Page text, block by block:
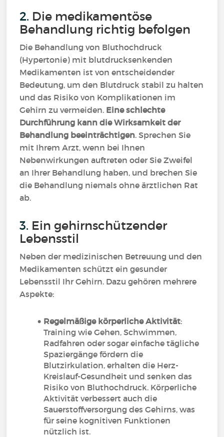
2. Die medikamentöse
Behandlung richtig befolgen
Die Behandlung von Bluthochdruck
(Hypertonie) mit blutdrucksenkenden
Medikamenten ist von entscheidender
Bedeutung, um den Blutdruck stabil zu halten
und das Risiko von Komplikationen im
Gehirn zu vermeiden. Eine schlechte
Durchführung kann die Wirksamkeit der
Behandlung beeinträchtigen. Sprechen Sie
mit Ihrem Arzt, wenn bei Ihnen
Nebenwirkungen auftreten oder Sie Zweifel
an Ihrer Behandlung haben, und brechen Sie
die Behandlung niemals ohne ärztlichen Rat
ab.
3. Ein gehirnschützender
Lebensstil
Neben der medizinischen Betreuung und den
Medikamenten schützt ein gesunder
Lebensstil Ihr Gehirn. Dazu gehören mehrere
Aspekte:
Regelmäßige körperliche Aktivität:
Training wie Gehen, Schwimmen,
Radfahren oder sogar einfache tägliche
Spaziergänge fördern die
Blutzirkulation, erhalten die Herz-
Kreislauf-Gesundheit und senken das
Risiko von Bluthochdruck. Körperliche
Aktivität verbessert auch die
Sauerstoffversorgung des Gehirns, was
für seine kognitiven Funktionen
nützlich ist.